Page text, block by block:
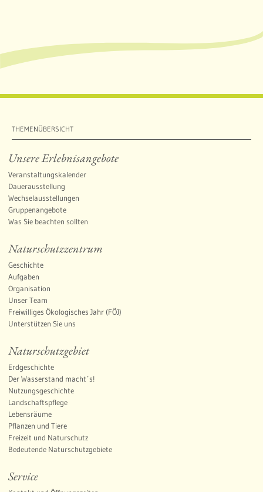
THEMENÜBERSICHT
Unsere Erlebnisangebote
Veranstaltungskalender
Dauerausstellung
Wechselausstellungen
Gruppenangebote
Was Sie beachten sollten
Naturschutzzentrum
Geschichte
Aufgaben
Organisation
Unser Team
Freiwilliges Ökologisches Jahr (FÖJ)
Unterstützen Sie uns
Naturschutzgebiet
Erdgeschichte
Der Wasserstand macht´s!
Nutzungsgeschichte
Landschaftspflege
Lebensräume
Pflanzen und Tiere
Freizeit und Naturschutz
Bedeutende Naturschutzgebiete
Service